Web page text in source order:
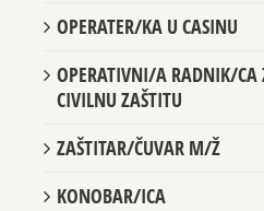
OPERATER/KA U CASINU
OPERATIVNI/A RADNIK/CA
CIVILNU ZAŠTITU
ZAŠTITAR/ČUVAR M/Ž
KONOBAR/ICA